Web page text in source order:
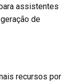
assistentes
de
recursos por